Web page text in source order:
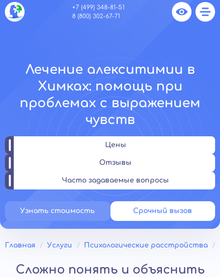
+7 (499) 348-81-51
8 (800) 302-67-71
Лечение алекситимии в
Химках: помощь при
проблемах с выражением
чувств
Цены
Отзывы
Часто задаваемые вопросы
Узнать стоимость Срочный вызов
Главная Услуги Психологические расстройства
Сложно понять и объяснить